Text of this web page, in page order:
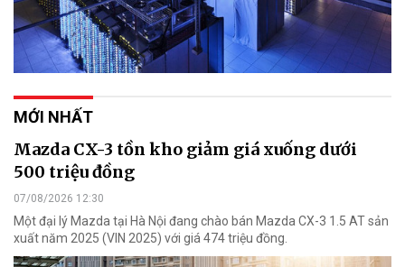
MỚI NHẤT
Mazda CX-3 tồn kho giảm giá xuống dưới
500 triệu đồng
07/08/2026 12:30
Một đại lý Mazda tại Hà Nội đang chào bán Mazda CX-3 1.5 AT sản
xuất năm 2025 (VIN 2025) với giá 474 triệu đồng.